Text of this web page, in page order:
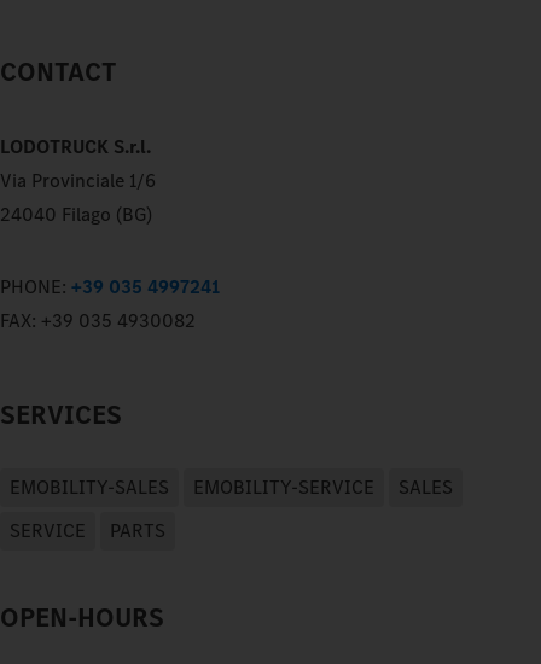
CONTACT
LODOTRUCK S.r.l.
Via Provinciale 1/6
24040 Filago (BG)
PHONE: +39 035 4997241
FAX: +39 035 4930082
SERVICES
EMOBILITY-SALES EMOBILITY-SERVICE
SALES
SERVICE
PARTS
OPEN-HOURS